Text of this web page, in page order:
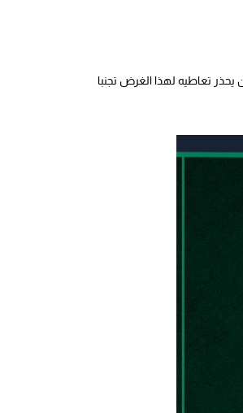
تعاطيه لهذا الغرض تجنبا